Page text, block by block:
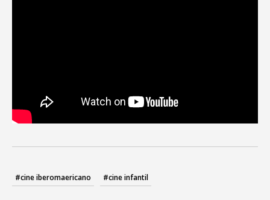
#cine iberomaericano #cine infantil